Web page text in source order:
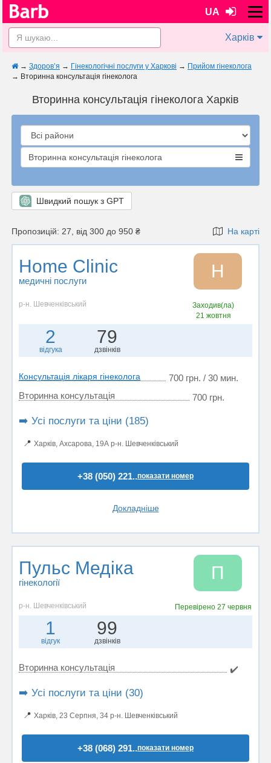
UA
Харків
→ Здоров’я → Гінекологічні послуги у Харкові → Прийом гінеколога
→ Вторинна консультація гінеколога
Вторинна консультація гінеколога Харків
Вторинна консультація гінеколога
Швидкий пошук з GPT
Пропозицій: 27, від 300 до 950 ₴ На карті
Home Clinic
медичні послуги H
р-н. Шевченківський
Заходив(ла)
21 жовтня
2
відгука
79
дзвінків
Консультація лікаря гінеколога
700 грн. / 30 мин.
Вторинна консультація
700 грн.
➡️ Усі послуги та ціни (185)
📍 Харків, Ахсарова, 19А р-н. Шевченківський
+38 (050) 221..показати номер
Докладніше
Пульс Медіка
гінекології П
р-н. Шевченківський Перевірено27 червня
1
відгук
99
дзвінків
Вторинна консультація ✔️
➡️ Усі послуги та ціни (30)
📍 Харків, 23 Серпня, 34 р-н. Шевченківський
+38 (068) 291..показати номер